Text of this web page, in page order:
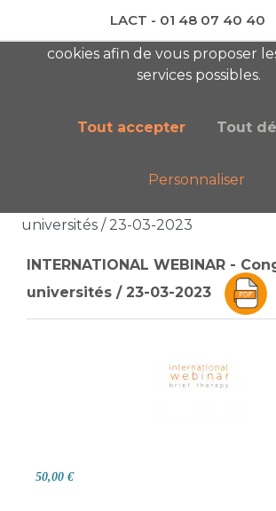
newsletter
Liste des catégories
universités / 23-03-2023
INTERNATIONAL WEBINAR -
universités / 23-03-2023
50,00 €
cookies afin de vous proposer
services possibles.
Tout accepter Tout
Personnaliser
LACT - 01 48 07 40 40